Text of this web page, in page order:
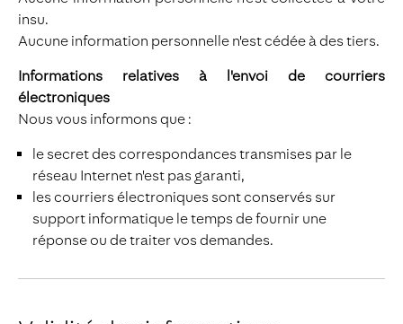
insu.
Aucune information personnelle n'est cédée à des tiers.
Informations relatives à l'envoi de courriers
électroniques
Nous vous informons que :
le secret des correspondances transmises par le
réseau Internet n'est pas garanti,
les courriers électroniques sont conservés sur
support informatique le temps de fournir une
réponse ou de traiter vos demandes.